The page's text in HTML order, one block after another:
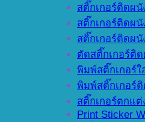
สติ๊กเกอร์ติดผ
สติ๊กเกอร์ติดผ
สติ๊กเกอร์ติดผนั
ตัดสติ๊กเกอร์ติด
พิมพ์สติ๊กเกอร์ใ
พิมพ์สติ๊กเกอร์ติ
สติ๊กเกอร์ตกแ
Print Sticker